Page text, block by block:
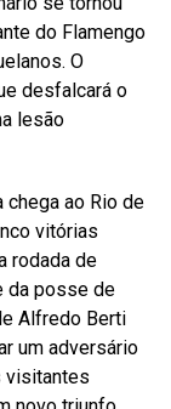
do Flamengo
O
desfalcará o
lesão
chega ao Rio de
vitórias
rodada de
da posse de
Alfredo Berti
um adversário
visitantes